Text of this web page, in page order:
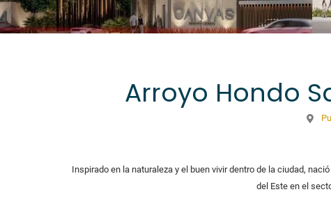
Arroyo Hondo
Inspirado en la naturaleza y el buen vivir dentro de la ciudad,
del Este en el